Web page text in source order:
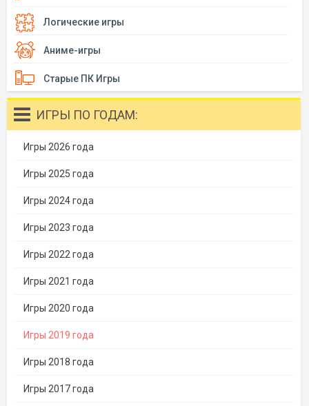
Логические игры
Аниме-игры
Старые ПК Игры
ИГРЫ ПО ГОДАМ:
Игры 2026 года
Игры 2025 года
Игры 2024 года
Игры 2023 года
Игры 2022 года
Игры 2021 года
Игры 2020 года
Игры 2019 года
Игры 2018 года
Игры 2017 года